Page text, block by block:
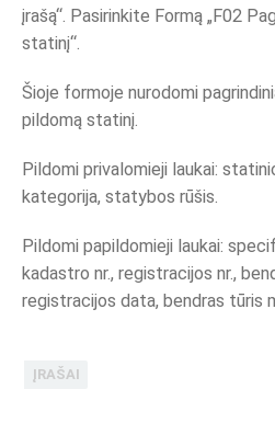
įrašą“. Pasirinkite Formą „F02
statinį“.
Šioje formoje nurodomi
pildomą statinį.
Pildomi privalomieji laukai:
kategorija, statybos rūšis.
Pildomi papildomieji laukai:
kadastro nr., registracijos nr.,
registracijos data, bendras tūris
ĮRAŠAI